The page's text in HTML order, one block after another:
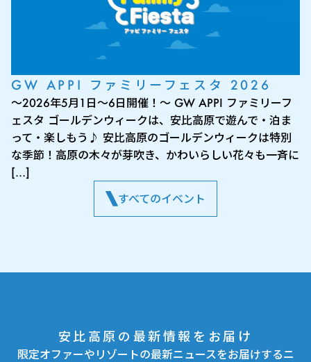
GW APPI ファミリーフェスタ 2026
～2026年5月1日～6日開催！～ GW APPI ファミリーフ
ェスタ ゴールデンウィークは、安比高原で遊んで・泊ま
って・楽しもう♪ 安比高原のゴールデンウィークは特別
な季節！高原の木々が芽吹き、かわいらしい花々も一斉に
[…]
すべてのイベント
安比高原の最新情報をお届け
限定オファーやリゾートの最新ニュースをお届けするニ